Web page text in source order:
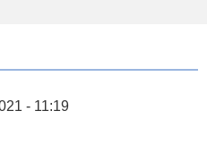
- 11:19